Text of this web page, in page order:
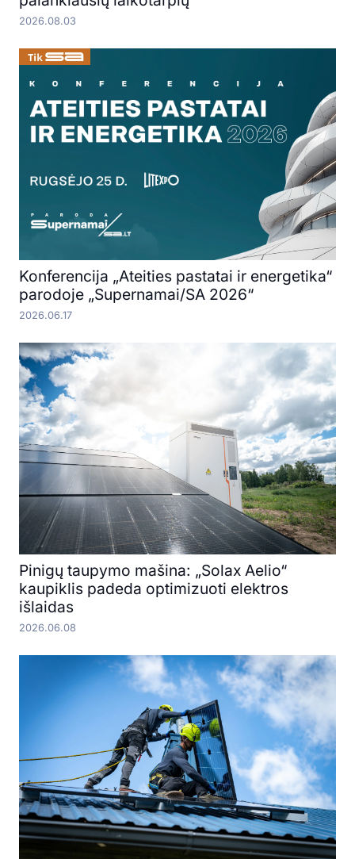
2026.08.03
Konferencija „Ateities pastatai ir energetika“
parodoje „Supernamai/SA 2026“
2026.06.17
Pinigų taupymo mašina: „Solax Aelio“
kaupiklis padeda optimizuoti elektros
išlaidas
2026.06.08